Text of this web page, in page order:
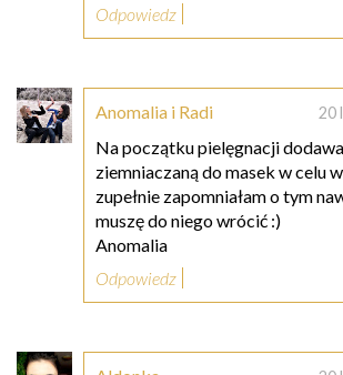
Odpowiedz
Anomalia i Radi 20
Na początku pielęgnacji
ziemniaczaną do masek w celu
zupełnie zapomniałam o tym
muszę do niego wrócić :)
Anomalia
Odpowiedz